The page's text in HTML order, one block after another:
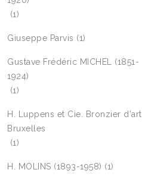
(1)
Giuseppe Parvis (1)
Gustave Frédéric MICHEL (1851-
1924)
(1)
H. Luppens et Cie. Bronzier d'art,
Bruxelles
(1)
H. MOLINS (1893-1958) (1)